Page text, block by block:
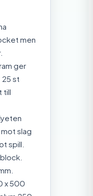
men
ger
st
till
slag
spill.
x 500